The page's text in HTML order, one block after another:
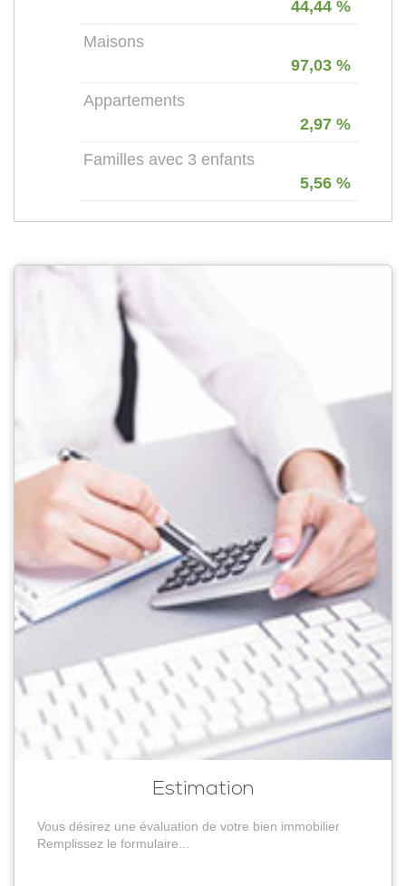
44,44 %
Maisons
97,03 %
Appartements
2,97 %
Familles avec 3 enfants
5,56 %
Estimation
Vous désirez une évaluation de votre bien immobilier
Remplissez le formulaire...